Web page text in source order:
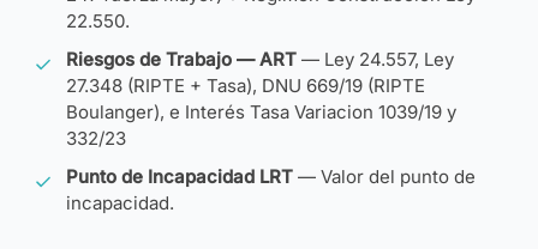
22.550.
Riesgos de Trabajo — ART— Ley 24.557, Ley
27.348 (RIPTE + Tasa), DNU 669/19 (RIPTE
Boulanger), e Interés Tasa Variacion 1039/19 y
332/23
Punto de Incapacidad LRT— Valor del punto de
incapacidad.